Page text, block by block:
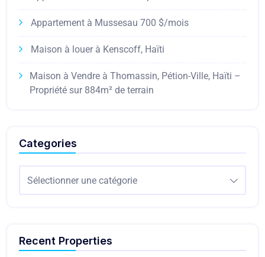
Appartement à Mussesau 700 $/mois
Maison à louer à Kenscoff, Haïti
Maison à Vendre à Thomassin, Pétion-Ville, Haïti –
Propriété sur 884m² de terrain
Categories
Sélectionner une catégorie
Recent Properties